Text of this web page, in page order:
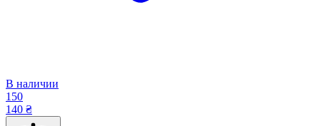
В наличии
150
140 ₴